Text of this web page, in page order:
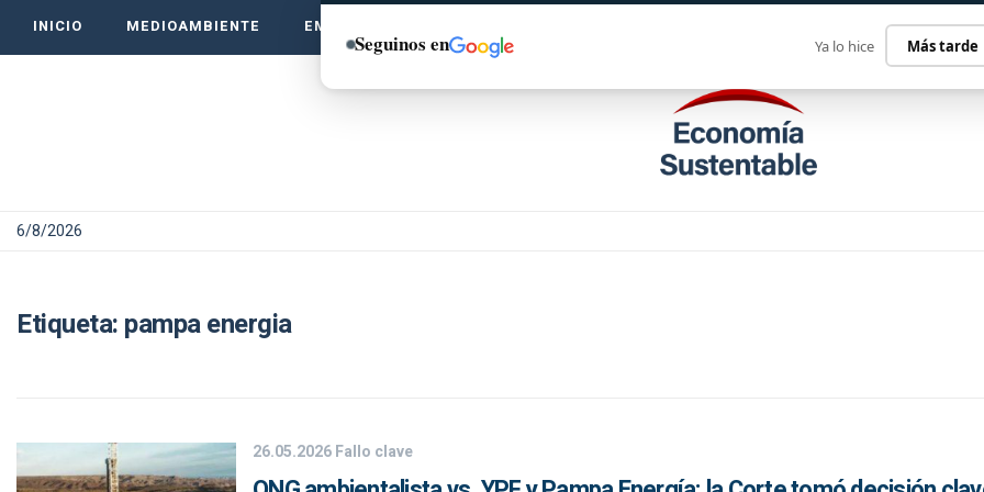
INICIO MEDIOAMBIENTE EMPRENDE VERDE
6/8/2026
Etiqueta: pampa energia
26.05.2026Fallo clave
Seguinos en Ya lo hice Más tarde